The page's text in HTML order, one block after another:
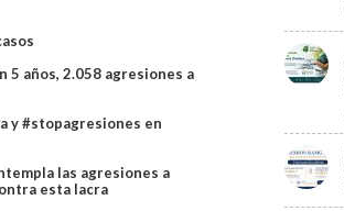
5 años, 2.058 agresiones a
y #stopagresiones en
las agresiones a
esta lacra